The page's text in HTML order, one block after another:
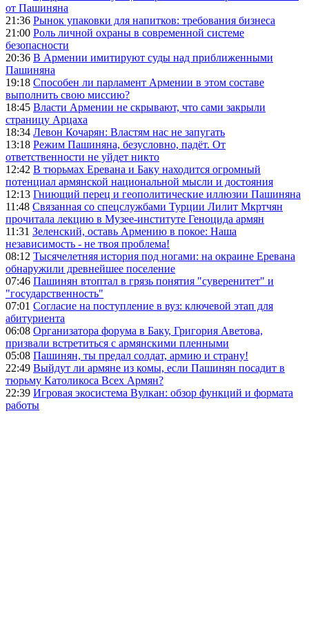
от Пашиняна
21:36 Рынок упаковки для напитков: требования бизнеса
21:00 Роль личной охраны в современной системе
безопасности
20:36 В Армении имитируют суды над приближенными
Пашиняна
19:18 Способен ли парламент Армении в этом составе
выполнить свою миссию?
18:45 Власти Армении не скрывают, что сами закрыли
страницу Арцаха
18:34 Левон Кочарян: Властям нас не запугать
13:18 Режим Пашиняна, безусловно, падёт. От
ответственности не уйдет никто
12:42 В тюрьмах Еревана и Баку находится огромный
потенциал армянской национальной мысли и достояния
12:13 Гниющий перец и геополитические иллюзии Пашиняна
11:48 Связанная со спецслужбами Турции Лилит Мкртчян
прочитала лекцию в Музее-институте Геноцида армян
11:31 Зеленский, оставь Армению в покое: Наша
независимость - не твоя проблема!
08:12 Тысячелетняя история под ногами: на окраине Еревана
обнаружили древнейшее поселение
07:46 Пашинян втоптал в грязь понятия "суверенитет" и
"государственность"
07:01 Согласие на поступление в вуз: ключевой этап для
абитуриента
06:08 Организатора форума в Баку, Григория Аветова,
призвали встретиться с армянскими пленными
05:08 Пашинян, ты предал солдат, армию и страну!
22:49 Выйдут ли армяне из комы, если Пашинян посадит в
тюрьму Католикоса Всех Армян?
22:39 Игровая экосистема Вулкан: обзор функций и формата
работы